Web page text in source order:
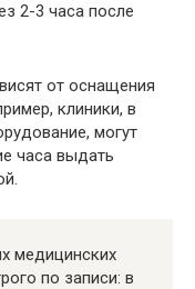
2-3 часа после
от оснащения
клиники, в
могут
часа выдать
медицинских
по записи: в